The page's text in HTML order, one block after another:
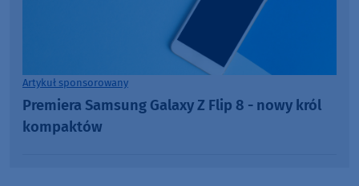
Artykuł sponsorowany
Premiera Samsung Galaxy Z Flip 8 - nowy król
kompaktów